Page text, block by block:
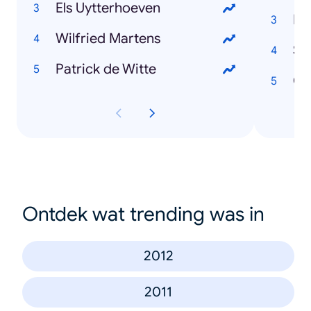
Els Uytterhoeven
Wilfried Martens
Patrick de Witte
Ontdek wat trending was in
2012
2011